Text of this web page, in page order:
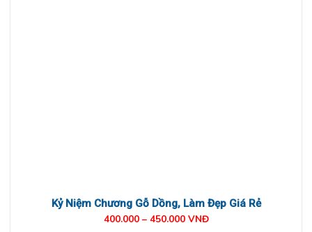
Kỷ Niệm Chương Gỗ Dồng, Làm Đẹp Giá Rẻ
400.000 – 450.000 VNĐ